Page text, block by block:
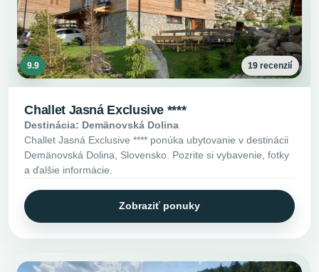
9.9 19 recenzií
Challet Jasná Exclusive ****
Destinácia: Demänovská Dolina
Challet Jasná Exclusive **** ponúka ubytovanie v destinácii
Demänovská Dolina, Slovensko. Pozrite si vybavenie, fotky
a ďalšie informácie.
Zobraziť ponuky